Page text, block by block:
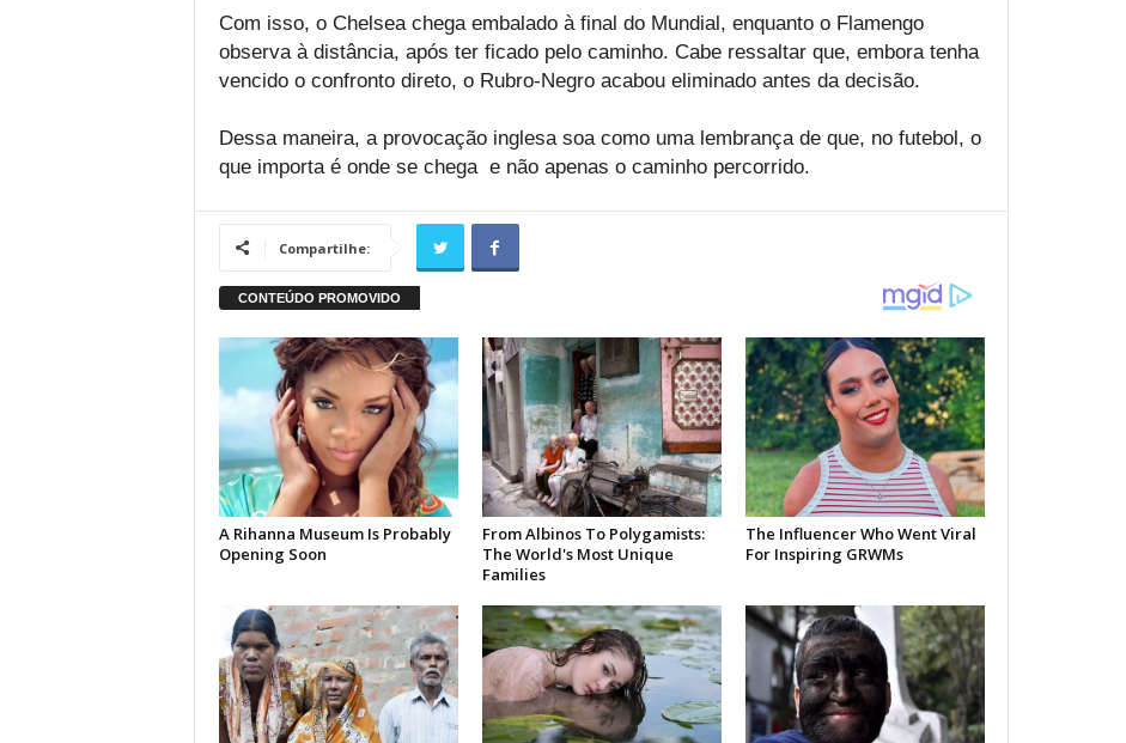
Com isso, o Chelsea chega embalado à final do Mundial, enquanto o Flamengo
observa à distância, após ter ficado pelo caminho. Cabe ressaltar que, embora tenha
vencido o confronto direto, o Rubro-Negro acabou eliminado antes da decisão.
Dessa maneira, a provocação inglesa soa como uma lembrança de que, no futebol, o
que importa é onde se chega e não apenas o caminho percorrido.
Compartilhe: